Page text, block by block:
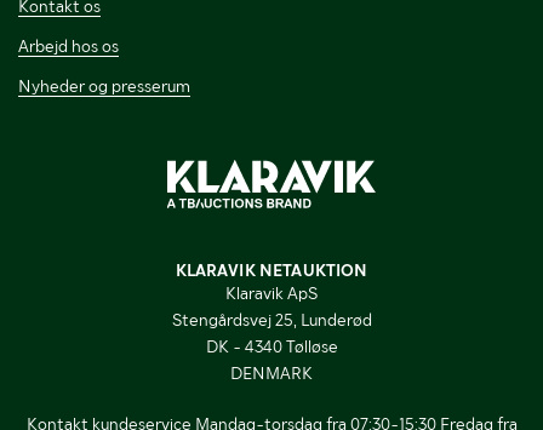
Kontakt os
Arbejd hos os
Nyheder og presserum
KLARAVIK NETAUKTION
Klaravik ApS
Stengårdsvej 25, Lunderød
DK - 4340 Tølløse
DENMARK
Kontakt kundeservice Mandag-torsdag fra 07:30-15:30 Fredag fra